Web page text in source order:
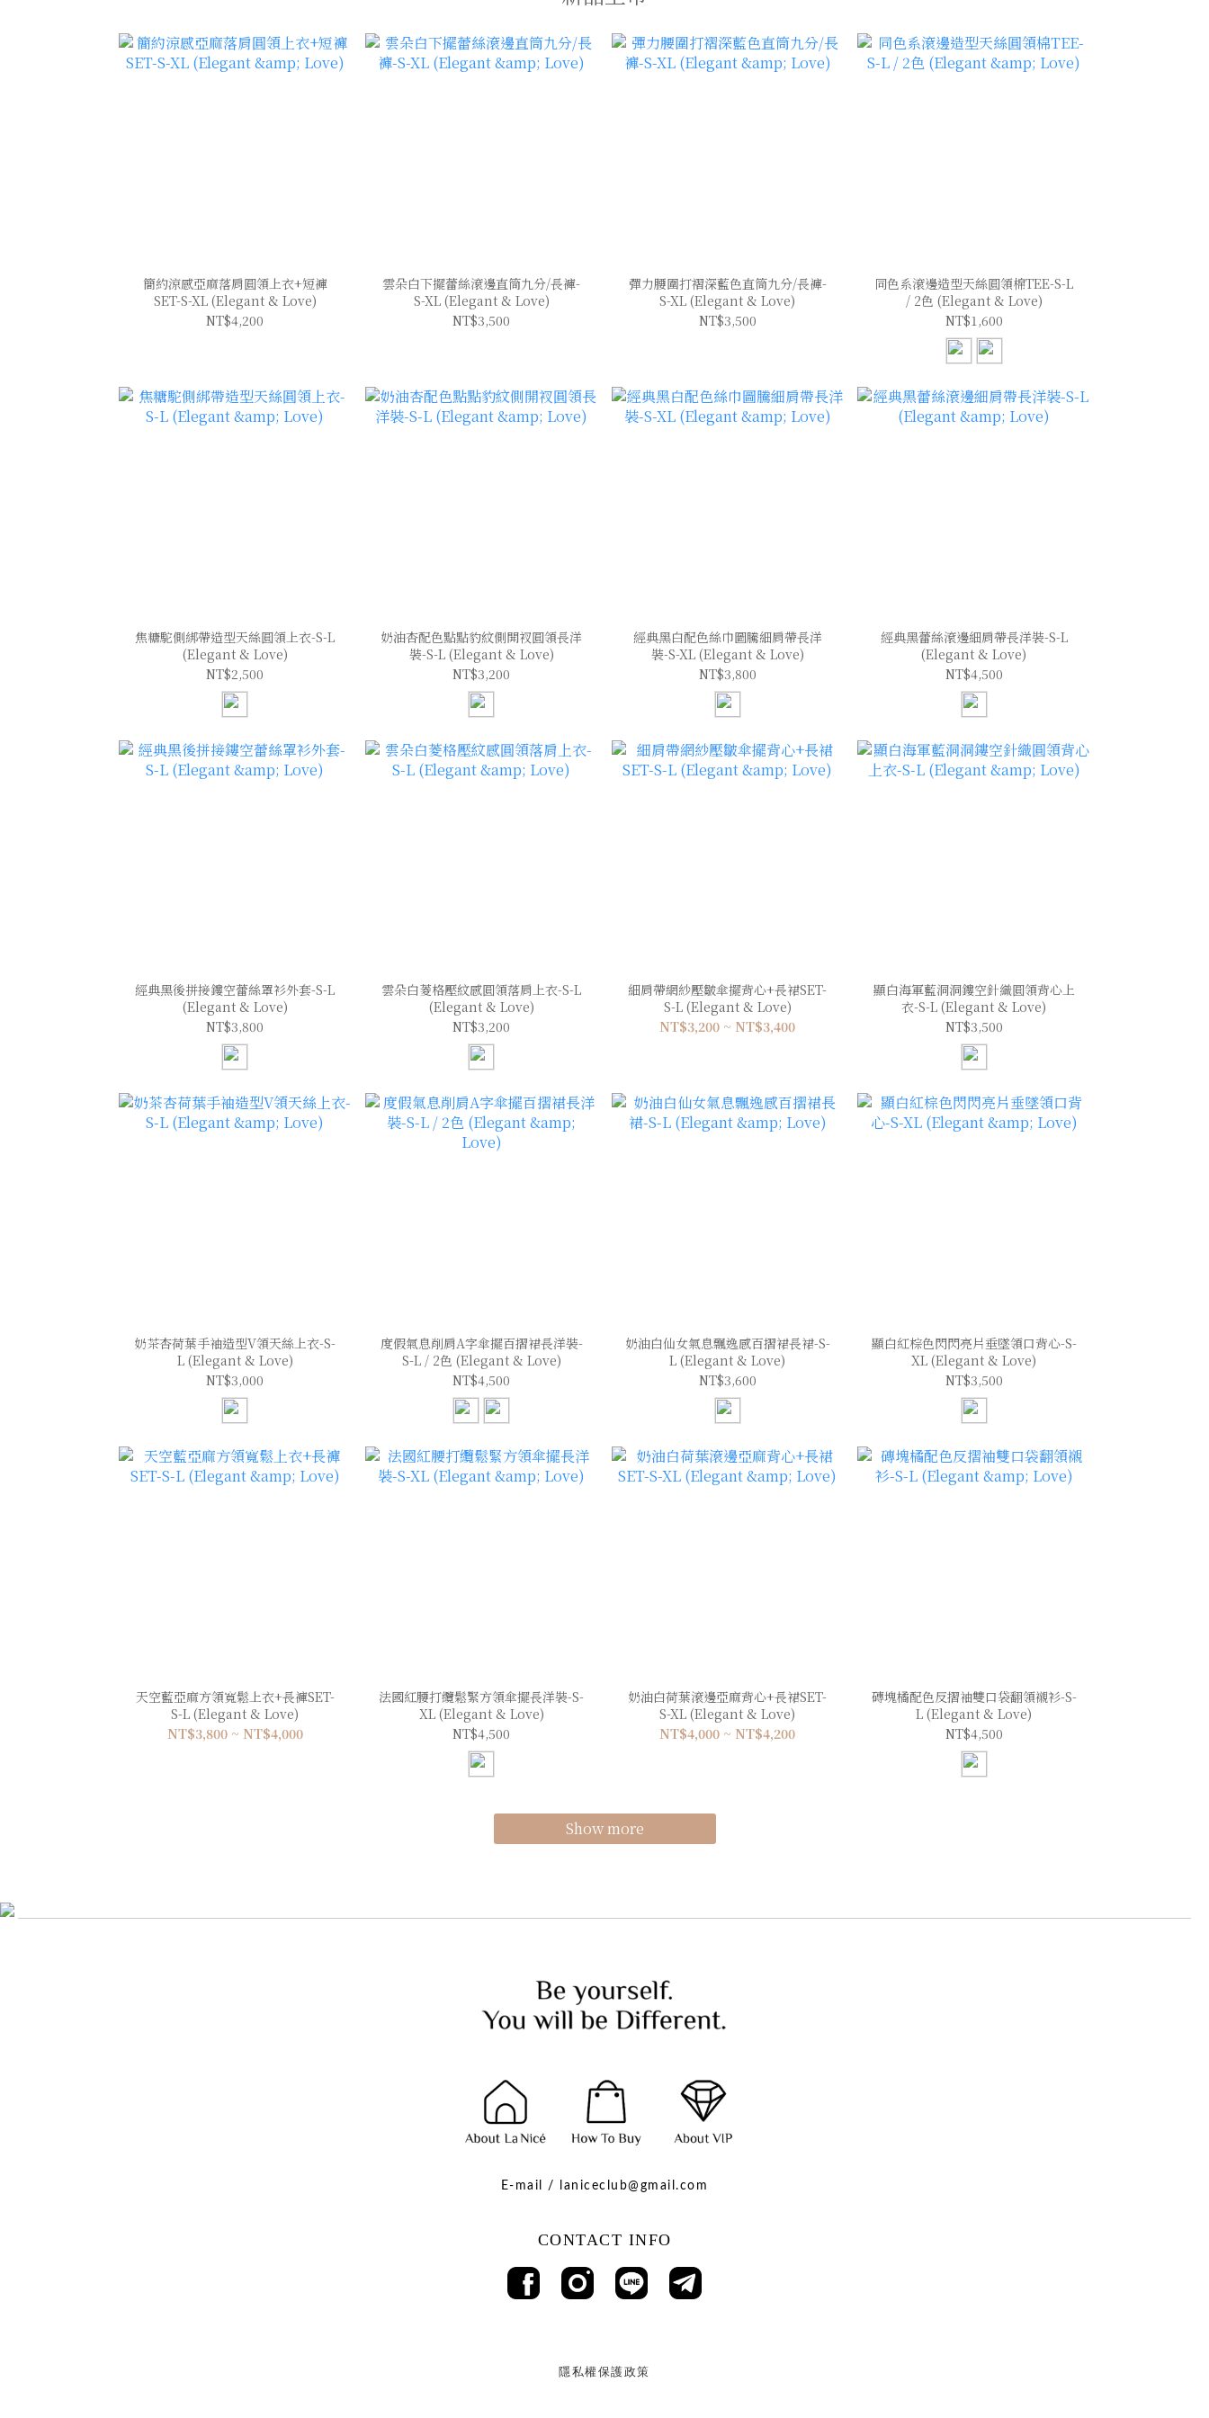
簡約涼感亞麻落肩圓領上衣+短褲
SET-S-XL (Elegant & Love)
NT$4,200
雲朵白下擺蕾絲滾邊直筒九分/長褲-
S-XL (Elegant & Love)
NT$3,500
彈力腰圍打褶深藍色直筒九分/長褲-
S-XL (Elegant & Love)
NT$3,500
同色系滾邊造型天絲圓領棉TEE-S-L
/ 2色 (Elegant & Love)
NT$1,600
焦糖駝側綁帶造型天絲圓領上衣-S-L
(Elegant & Love)
NT$2,500
奶油杏配色點點豹紋側開衩圓領長洋
裝-S-L (Elegant & Love)
NT$3,200
經典黑白配色絲巾圖騰細肩帶長洋
裝-S-XL (Elegant & Love)
NT$3,800
經典黑蕾絲滾邊細肩帶長洋裝-S-L
(Elegant & Love)
NT$4,500
經典黑後拼接鏤空蕾絲罩衫外套-S-L
(Elegant & Love)
NT$3,800
雲朵白菱格壓紋感圓領落肩上衣-S-L
(Elegant & Love)
NT$3,200
細肩帶網紗壓皺傘擺背心+長裙SET-
S-L (Elegant & Love)
NT$3,200 ~ NT$3,400
顯白海軍藍洞洞鏤空針織圓領背心上
衣-S-L (Elegant & Love)
NT$3,500
奶茶杏荷葉手袖造型V領天絲上衣-S-
L (Elegant & Love)
NT$3,000
度假氣息削肩A字傘擺百摺裙長洋裝-
S-L / 2色 (Elegant & Love)
NT$4,500
奶油白仙女氣息飄逸感百摺裙長裙-S-
L (Elegant & Love)
NT$3,600
顯白紅棕色閃閃亮片垂墜領口背心-S-
XL (Elegant & Love)
NT$3,500
天空藍亞麻方領寬鬆上衣+長褲SET-
S-L (Elegant & Love)
NT$3,800 ~ NT$4,000
法國紅腰打纜鬆緊方領傘擺長洋裝-S-
XL (Elegant & Love)
NT$4,500
奶油白荷葉滾邊亞麻背心+長裙SET-
S-XL (Elegant & Love)
NT$4,000 ~ NT$4,200
磚塊橘配色反摺袖雙口袋翻領襯衫-S-
L (Elegant & Love)
NT$4,500
Show more
E-mail / laniceclub@gmail.com
CONTACT INFO
隱私權保護政策